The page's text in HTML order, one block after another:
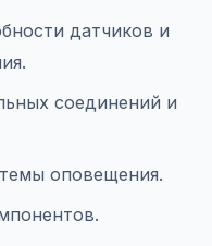
датчиков и
соединений и
оповещения.